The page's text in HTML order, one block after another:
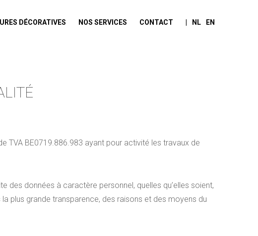
DÉCORATIVES NOS SERVICES CONTACT NL EN
TVA BE0719.886.983 ayant pour activité les travaux de
des données à caractère personnel, quelles qu’elles soient,
plus grande transparence, des raisons et des moyens du